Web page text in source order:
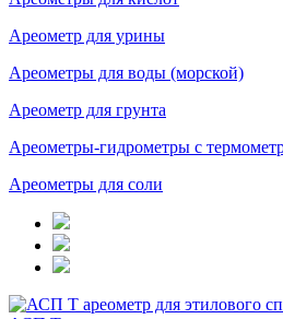
Ареометр для урины
Ареометры для воды (морской)
Ареометр для грунта
Ареометры-гидрометры с
Ареометры для соли